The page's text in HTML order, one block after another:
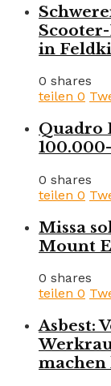
in
0 shares
teilen 0
Quadro
0 shares
teilen 0
Missa
Mount
0 shares
teilen 0
Asbest:
machen